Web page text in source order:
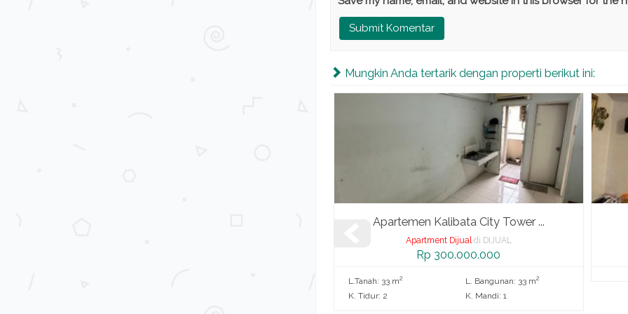
Mungkin Anda tertarik dengan properti berikut ini:
(SOLD) Apartemen Kalibata City...
Apartment Dijual di DIJUAL
Rp 400.000.000